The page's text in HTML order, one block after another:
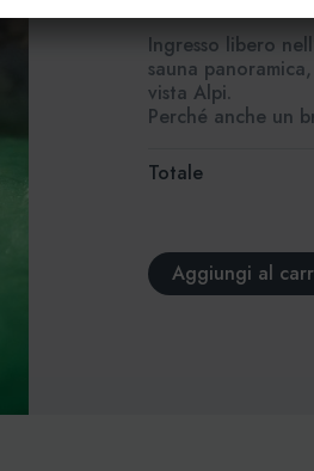
Ingresso libero
sauna
vista Alpi.
Perché anche un
Totale
Aggiungi al